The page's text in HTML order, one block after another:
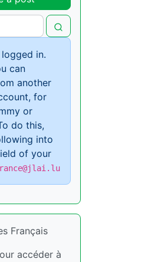
in.
can
another
for
or
do this,
into
of your
Français
accéder à